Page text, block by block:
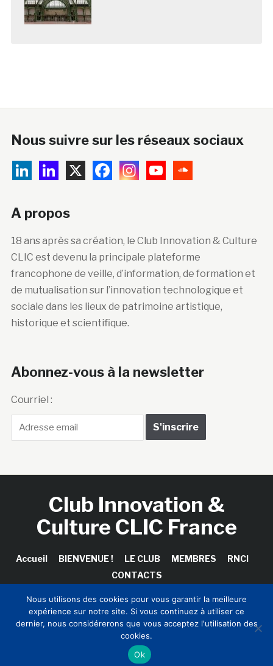
Nous suivre sur les réseaux sociaux
A propos
18 ans après sa création, le Club Innovation & Culture
CLIC est devenu la principale plateforme
francophone de veille, d’information, de formation et
de mutualisation sur l’innovation technologique et
sociale dans les lieux de patrimoine artistique,
historique et scientifique.
Abonnez-vous à la newsletter
Courriel :
Club Innovation &
Culture CLIC France
Accueil BIENVENUE ! LE CLUB MEMBRES
RNCI
CONTACTS
Copyright © 2026 Club Innovation & Culture CLIC France /
Sinapses Conseils
Nous utilisons des cookies pour vous garantir la meilleure
expérience sur notre site. Si vous continuez à utiliser ce
dernier, nous considérerons que vous acceptez l'utilisation des
cookies.
Ok